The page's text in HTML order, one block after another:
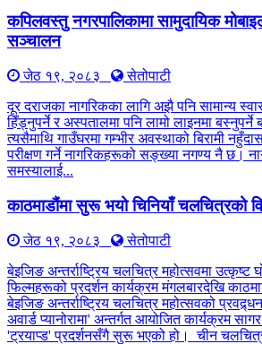
कपिलवस्तु नगरपालिकामा सामुदायिक
सञ्चालन
जेठ १९, २०८३
सेतोपाटी
दूर दराजका नागरिकका लागि अझै पनि सामान्य
हिँड्नुपर्ने र अस्पतालमा पनि लामो लाइनमा बस्नुपर्ने
त्यसैमाथि गाउँघरमा गम्भीर अवस्थाको बिरामी
परीक्षण गर्ने नागरिकहरूको सङ्ख्या नगण्य नै छ।
समस्यालाई...
काठमाडौंमा सुरू भयो चिनियाँ चलचित्रको
जेठ १९, २०८३
सेतोपाटी
बेइजिङ अन्तर्राष्ट्रिय चलचित्र महोत्सवमा उत्कृष्ट
फिल्महरूको प्रदर्शन कार्यक्रम मंगलबारदेखि
बेइजिङ अन्तर्राष्ट्रिय चलचित्र महोत्सवको
अवार्ड प्यानोरामा' अन्तर्गत आयोजित कार्यक्रम
'ट्रयाप्ड' प्रदर्शनसँगै सुरू भएको हो। चीन